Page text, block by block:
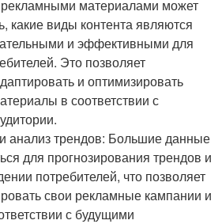
рекламными материалами может
какие виды контента являются
и эффективными для
Это позволяет
и оптимизировать
в соответствии с
анализ трендов: Большие данные
для прогнозирования трендов и
потребителей, что позволяет
свои рекламные кампании и
с будущими